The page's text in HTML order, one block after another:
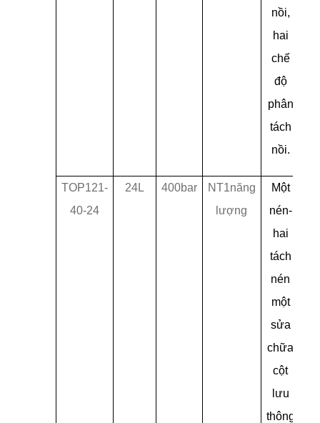
nồi,
hai
chế
độ
phân
tách
nồi.
TOP121-
40-24
24L 400bar
NT1năng
lượng
Một
nén-
hai
tách
nén
một
sửa
chữa
cột
lưu
thông